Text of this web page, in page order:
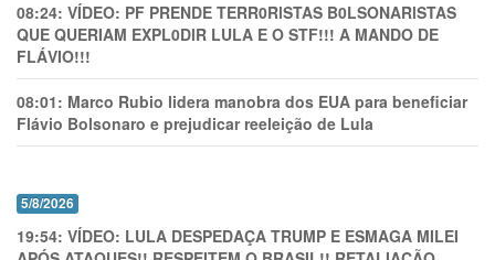
08:24: VÍDEO: PF PRENDE TERR0RlSTAS B0LSONARlSTAS
QUE QUERIAM EXPL0DlR LULA E O STF!!! A MANDO DE
FLÁVIO!!!
08:01: Marco Rubio lidera manobra dos EUA para beneficiar
Flávio Bolsonaro e prejudicar reeleição de Lula
5/8/2026
19:54: VÍDEO: LULA DESPEDAÇA TRUMP E ESMAGA MILEI